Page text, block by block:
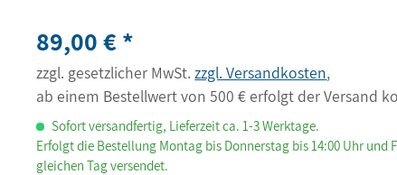
89,00 € *
zzgl. gesetzlicher MwSt.zzgl. Versandkosten,
ab einem Bestellwert von 500 € erfolgt der Versand
Sofort versandfertig, Lieferzeit ca. 1-3 Werktage.
Erfolgt die Bestellung Montag bis Donnerstag bis 14:00 Uhr und
gleichen Tag versendet.